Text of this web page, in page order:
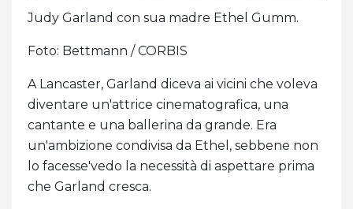
Judy Garland con sua madre Ethel Gumm.
Foto: Bettmann / CORBIS
A Lancaster, Garland diceva ai vicini che voleva
diventare un'attrice cinematografica, una
cantante e una ballerina da grande. Era
un'ambizione condivisa da Ethel, sebbene non
lo facesse'vedo la necessità di aspettare prima
che Garland cresca.